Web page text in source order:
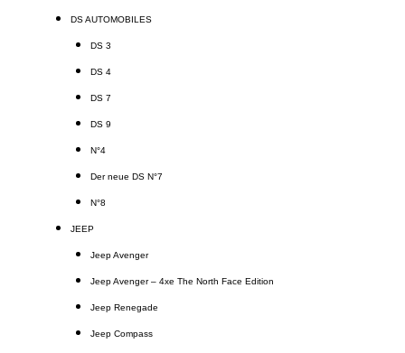
DS AUTOMOBILES
DS 3
DS 4
DS 7
DS 9
N°4
Der neue DS N°7
N°8
JEEP
Jeep Avenger
Jeep Avenger – 4xe The North Face Edition
Jeep Renegade
Jeep Compass